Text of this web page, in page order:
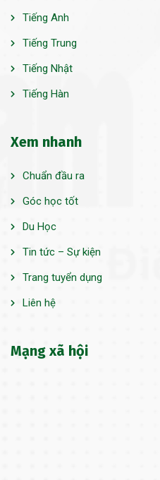
Tiếng Anh
Tiếng Trung
Tiếng Nhật
Tiếng Hàn
Xem nhanh
Chuẩn đầu ra
Góc học tốt
Du Học
Tin tức – Sự kiện
Trang tuyển dụng
Liên hệ
Mạng xã hội